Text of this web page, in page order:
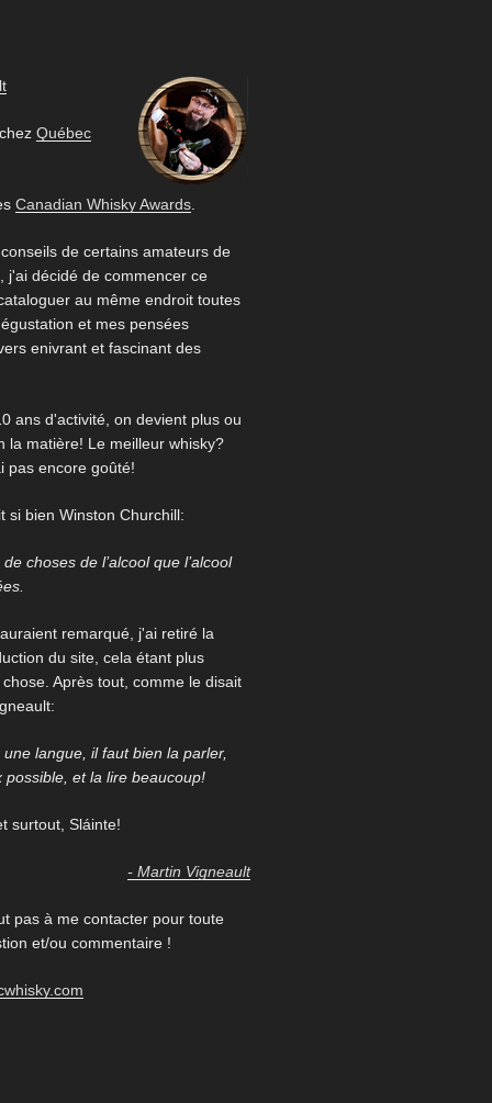
Québec
Canadian Whisky Awards.
de certains amateurs de
j'ai décidé de commencer ce
au même endroit toutes
et mes pensées
enivrant et fascinant des
ans d'activité, on devient plus ou
la matière! Le meilleur whisky?
pas encore goûté!
si bien Winston Churchill:
choses de l’alcool que l’alcool
remarqué, j'ai retiré la
du site, cela étant plus
Après tout, comme le disait
langue, il faut bien la parler,
possible, et la lire beaucoup!
surtout, Sláinte!
- Martin Vigneault
pas à me contacter pour toute
et/ou commentaire !